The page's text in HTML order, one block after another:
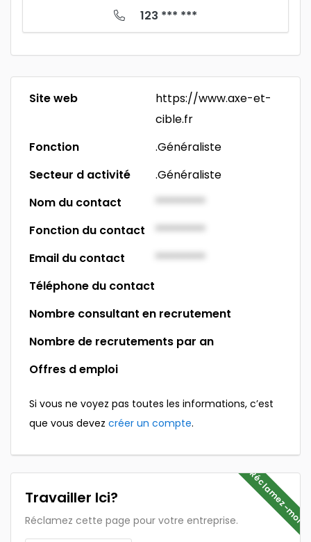
123 *** ***
Site web
https://www.axe-et-
cible.fr
Fonction
.Généraliste
Secteur d activité
.Généraliste
Nom du contact
*********
Fonction du contact
*********
Email du contact
*********
Téléphone du contact
Nombre consultant en recrutement
Nombre de recrutements par an
Offres d emploi
Si vous ne voyez pas toutes les informations, c’est
que vous devez créer un compte.
Réclamez-moi
Travailler Ici?
Réclamez cette page pour votre entreprise.